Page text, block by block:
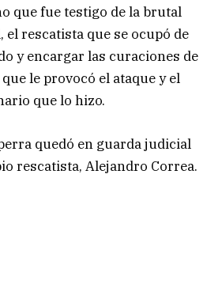
que fue testigo de la brutal
el rescatista que se ocupó de
y encargar las curaciones de
le provocó el ataque y el
que lo hizo.
quedó en guarda judicial
rescatista, Alejandro Correa.